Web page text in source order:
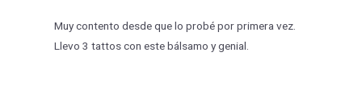
Muy contento desde que lo probé por primera vez.
Llevo 3 tattos con este bálsamo y genial.